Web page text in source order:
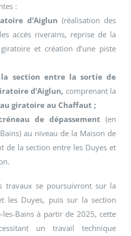
:
d’Aiglun (réalisation des
accès riverains, reprise de la
et création d’une piste
la section entre la sortie de
d’Aiglun, comprenant la
giratoire au Chaffaut ;
de dépassement (en
au niveau de la Maison de
de la section entre les Duyes et
travaux se poursuivront sur la
les Duyes, puis sur la section
les-Bains à partir de 2025, cette
un travail technique